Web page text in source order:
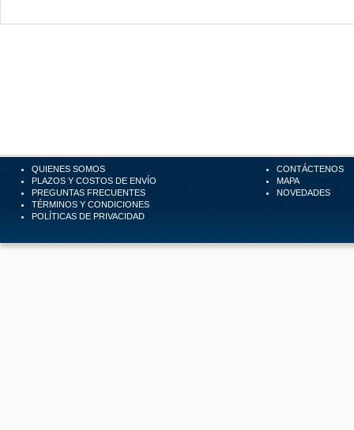
QUIENES SOMOS
PLAZOS Y COSTOS DE ENVÍO
PREGUNTAS FRECUENTES
TÉRMINOS Y CONDICIONES
POLÍTICAS DE PRIVACIDAD
CONTÁCTENOS
MAPA
NOVEDADES